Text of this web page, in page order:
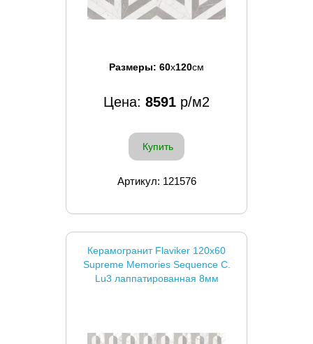
Размеры: 60x120см
Цена: 8591 р/м2
Купить
Артикул: 121576
Керамогранит Flaviker 120x60
Supreme Memories Sequence C.
Lu3 лаппатированная 8мм